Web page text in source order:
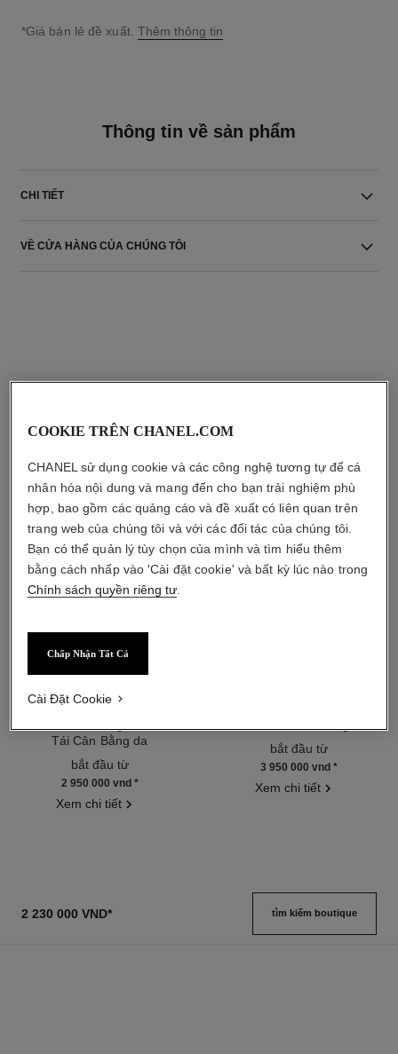
↩
*Giá bán lẻ đề xuất. Thêm thông tin
Thông tin về sản phẩm
CHI TIẾT
VỀ CỬA HÀNG CỦA CHÚNG TÔI
hydra beauty micro sérum
Tái Cân Bằng da
Tham chiếu 133325
bắt đầu từ
2 950 000 vnd *
Xem chi tiết
Tham chiếu 116520
bắt đầu từ
3 950 000 vnd *
Xem chi tiết
2 230 000 VND* tìm kiếm boutique
COOKIE TRÊN CHANEL.COM
CHANEL sử dụng cookie và các công nghệ tương tự để cá
nhân hóa nội dung và mang đến cho bạn trải nghiệm phù
hợp, bao gồm các quảng cáo và đề xuất có liên quan trên
trang web của chúng tôi và với các đối tác của chúng tôi.
Bạn có thể quản lý tùy chọn của mình và tìm hiểu thêm
bằng cách nhấp vào 'Cài đặt cookie' và bất kỳ lúc nào trong
Chính sách quyền riêng tư
Chấp Nhận Tất Cả
Cài Đặt Cookie